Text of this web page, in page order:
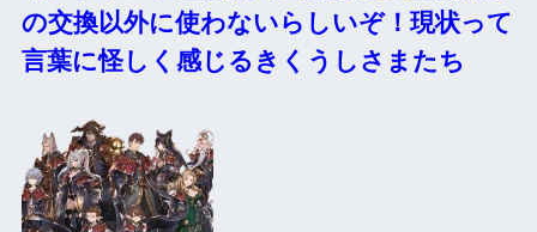
の交換以外に使わないらしいぞ！現状って
言葉に怪しく感じるきくうしさまたち